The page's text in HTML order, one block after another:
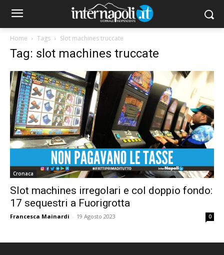
Home Tags Slot machines truccate
Tag: slot machines truccate
Cronaca
Slot machines irregolari e col doppio fondo:
17 sequestri a Fuorigrotta
Francesca Mainardi - 19 Agosto 2023 0